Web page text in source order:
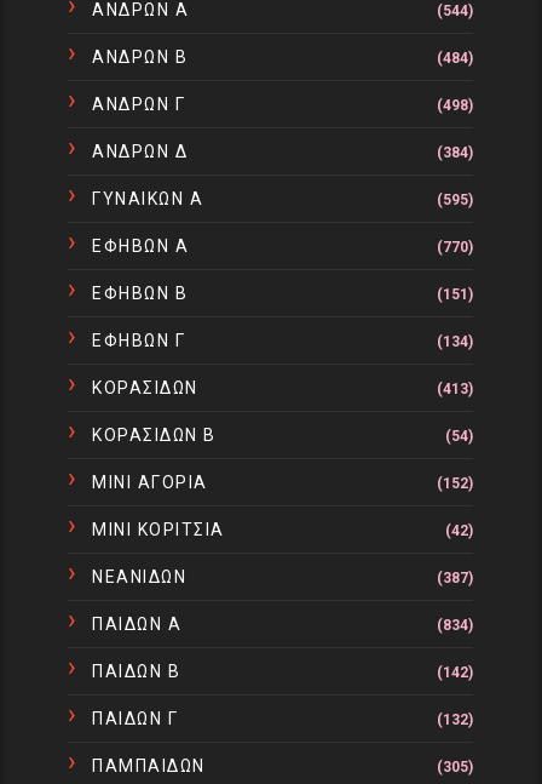
ΑΝΔΡΩΝ Α (544)
ΑΝΔΡΩΝ Β (484)
ΑΝΔΡΩΝ Γ (498)
ΑΝΔΡΩΝ Δ (384)
ΓΥΝΑΙΚΩΝ Α (595)
ΕΦΗΒΩΝ Α (770)
ΕΦΗΒΩΝ Β (151)
ΕΦΗΒΩΝ Γ (134)
ΚΟΡΑΣΙΔΩΝ (413)
ΚΟΡΑΣΙΔΩΝ Β (54)
ΜΙΝΙ ΑΓΟΡΙΑ (152)
ΜΙΝΙ ΚΟΡΙΤΣΙΑ (42)
ΝΕΑΝΙΔΩΝ (387)
ΠΑΙΔΩΝ Α (834)
ΠΑΙΔΩΝ Β (142)
ΠΑΙΔΩΝ Γ (132)
ΠΑΜΠΑΙΔΩΝ (305)